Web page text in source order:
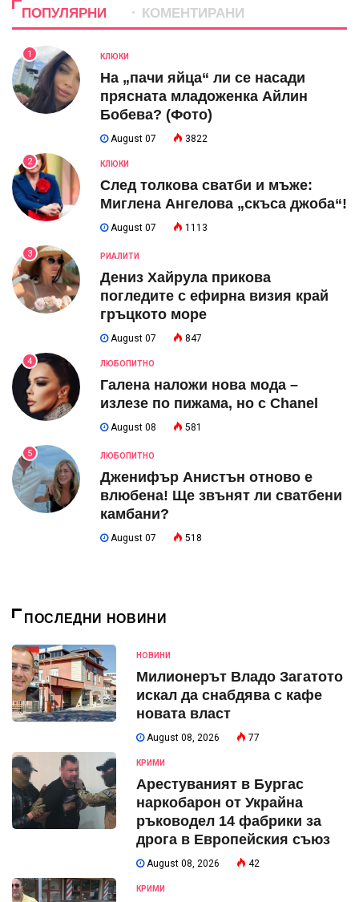
ПОПУЛЯРНИ КОМЕНТИРАНИ
1 КЛЮКИ
На „пачи яйца“ ли се насади
прясната младоженка Айлин
Бобева? (Фото)
August 07 3822
2 КЛЮКИ
След толкова сватби и мъже:
Миглена Ангелова „скъса джоба“!
August 07 1113
3 РИАЛИТИ
Дениз Хайрула прикова
погледите с ефирна визия край
гръцкото море
August 07 847
4 ЛЮБОПИТНО
Галена наложи нова мода –
излезе по пижама, но с Chanel
August 08 581
5 ЛЮБОПИТНО
Дженифър Анистън отново е
влюбена! Ще звънят ли сватбени
камбани?
August 07 518
ПОСЛЕДНИ НОВИНИ
НОВИНИ
Милионерът Владо Загатото
искал да снабдява с кафе
новата власт
August 08, 2026 77
КРИМИ
Арестуваният в Бургас
наркобарон от Украйна
ръководел 14 фабрики за
дрога в Европейския съюз
August 08, 2026 42
КРИМИ